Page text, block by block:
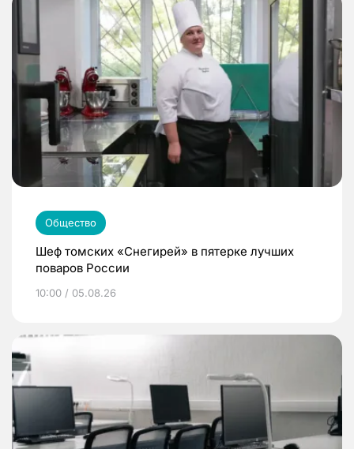
Общество
Шеф томских «Снегирей» в пятерке лучших
поваров России
10:00 / 05.08.26